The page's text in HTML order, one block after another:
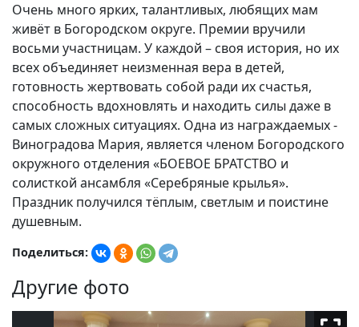
Очень много ярких, талантливых, любящих мам
живёт в Богородском округе. Премии вручили
восьми участницам. У каждой – своя история, но их
всех объединяет неизменная вера в детей,
готовность жертвовать собой ради их счастья,
способность вдохновлять и находить силы даже в
самых сложных ситуациях. Одна из награждаемых -
Виноградова Мария, является членом Богородского
окружного отделения «БОЕВОЕ БРАТСТВО и
солисткой ансамбля «Серебряные крылья».
Праздник получился тёплым, светлым и поистине
душевным.
Поделиться:
Другие фото